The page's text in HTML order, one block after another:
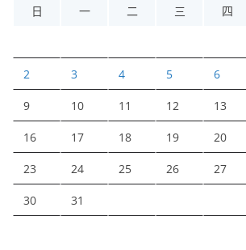
日
一 二 三 四
2 3 4 5 6
9 10 11 12 13
16 17 18 19 20
23 24 25 26 27
30 31